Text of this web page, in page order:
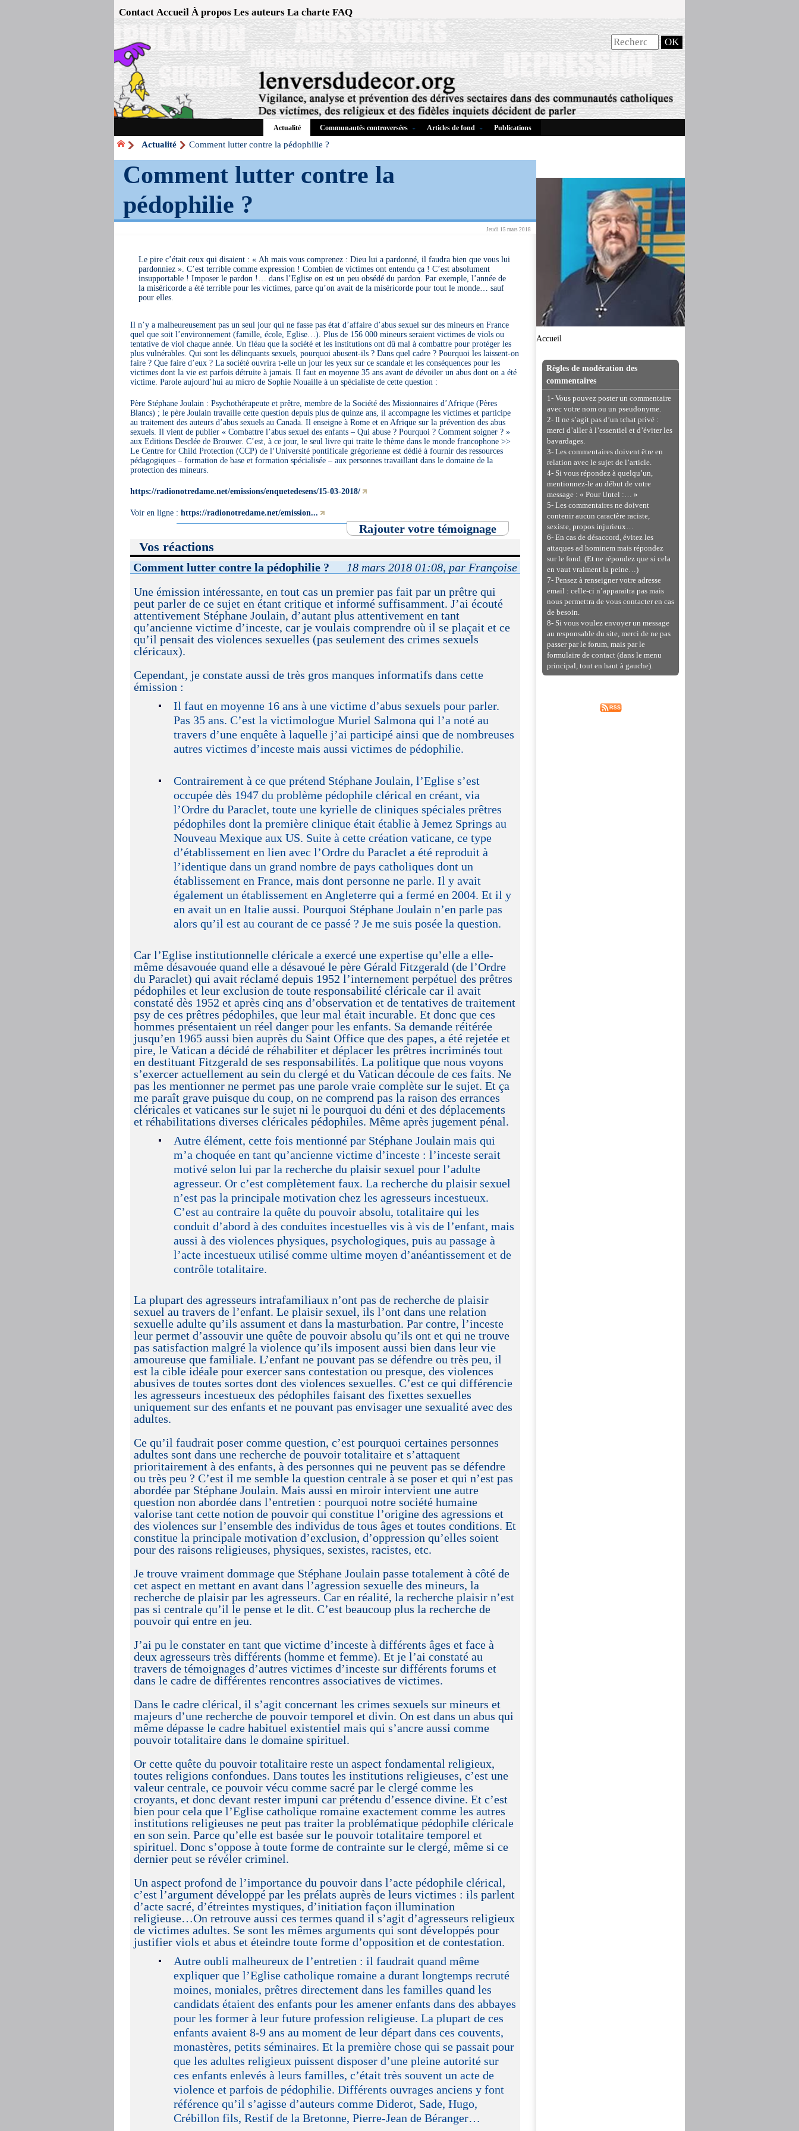
Contact Accueil À propos Les auteurs La charte FAQ
Actualité Communautés controversées Articles de fond Publications
Actualité Comment lutter contre la pédophilie ?
Comment lutter contre la
pédophilie ?
Jeudi 15 mars 2018
Le pire c’était ceux qui disaient : « Ah mais vous comprenez : Dieu lui a pardonné, il faudra bien que vous lui
pardonniez ». C’est terrible comme expression ! Combien de victimes ont entendu ça ! C’est absolument
insupportable ! Imposer le pardon !… dans l’Eglise on est un peu obsédé du pardon. Par exemple, l’année de
la miséricorde a été terrible pour les victimes, parce qu’on avait de la miséricorde pour tout le monde… sauf
pour elles.
Il n’y a malheureusement pas un seul jour qui ne fasse pas état d’affaire d’abus sexuel sur des mineurs en France
quel que soit l’environnement (famille, école, Eglise…). Plus de 156 000 mineurs seraient victimes de viols ou
tentative de viol chaque année. Un fléau que la société et les institutions ont dû mal à combattre pour protéger les
plus vulnérables. Qui sont les délinquants sexuels, pourquoi abusent-ils ? Dans quel cadre ? Pourquoi les laissent-on
faire ? Que faire d’eux ? La société ouvrira t-elle un jour les yeux sur ce scandale et les conséquences pour les
victimes dont la vie est parfois détruite à jamais. Il faut en moyenne 35 ans avant de dévoiler un abus dont on a été
victime. Parole aujourd’hui au micro de Sophie Nouaille à un spécialiste de cette question :
Père Stéphane Joulain : Psychothérapeute et prêtre, membre de la Société des Missionnaires d’Afrique (Pères
Blancs) ; le père Joulain travaille cette question depuis plus de quinze ans, il accompagne les victimes et participe
au traitement des auteurs d’abus sexuels au Canada. Il enseigne à Rome et en Afrique sur la prévention des abus
sexuels. Il vient de publier « Combattre l’abus sexuel des enfants – Qui abuse ? Pourquoi ? Comment soigner ? »
aux Editions Desclée de Brouwer. C’est, à ce jour, le seul livre qui traite le thème dans le monde francophone >>
Le Centre for Child Protection (CCP) de l‘Université pontificale grégorienne est dédié à fournir des ressources
pédagogiques – formation de base et formation spécialisée – aux personnes travaillant dans le domaine de la
protection des mineurs.
https://radionotredame.net/emissions/enquetedesens/15-03-2018/
Voir en ligne : https://radionotredame.net/emission...
Rajouter votre témoignage
Vos réactions
Comment lutter contre la pédophilie ?
18 mars 2018 01:08, par Françoise
Une émission intéressante, en tout cas un premier pas fait par un prêtre qui
peut parler de ce sujet en étant critique et informé suffisamment. J’ai écouté
attentivement Stéphane Joulain, d’autant plus attentivement en tant
qu’ancienne victime d’inceste, car je voulais comprendre où il se plaçait et ce
qu’il pensait des violences sexuelles (pas seulement des crimes sexuels
cléricaux).
Cependant, je constate aussi de très gros manques informatifs dans cette
émission :
Il faut en moyenne 16 ans à une victime d’abus sexuels pour parler.
Pas 35 ans. C’est la victimologue Muriel Salmona qui l’a noté au
travers d’une enquête à laquelle j’ai participé ainsi que de nombreuses
autres victimes d’inceste mais aussi victimes de pédophilie.
Contrairement à ce que prétend Stéphane Joulain, l’Eglise s’est
occupée dès 1947 du problème pédophile clérical en créant, via
l’Ordre du Paraclet, toute une kyrielle de cliniques spéciales prêtres
pédophiles dont la première clinique était établie à Jemez Springs au
Nouveau Mexique aux US. Suite à cette création vaticane, ce type
d’établissement en lien avec l’Ordre du Paraclet a été reproduit à
l’identique dans un grand nombre de pays catholiques dont un
établissement en France, mais dont personne ne parle. Il y avait
également un établissement en Angleterre qui a fermé en 2004. Et il y
en avait un en Italie aussi. Pourquoi Stéphane Joulain n’en parle pas
alors qu’il est au courant de ce passé ? Je me suis posée la question.
Car l’Eglise institutionnelle cléricale a exercé une expertise qu’elle a elle-
même désavouée quand elle a désavoué le père Gérald Fitzgerald (de l’Ordre
du Paraclet) qui avait réclamé depuis 1952 l’internement perpétuel des prêtres
pédophiles et leur exclusion de toute responsabilité cléricale car il avait
constaté dès 1952 et après cinq ans d’observation et de tentatives de traitement
psy de ces prêtres pédophiles, que leur mal était incurable. Et donc que ces
hommes présentaient un réel danger pour les enfants. Sa demande réitérée
jusqu’en 1965 aussi bien auprès du Saint Office que des papes, a été rejetée et
pire, le Vatican a décidé de réhabiliter et déplacer les prêtres incriminés tout
en destituant Fitzgerald de ses responsabilités. La politique que nous voyons
s’exercer actuellement au sein du clergé et du Vatican découle de ces faits. Ne
pas les mentionner ne permet pas une parole vraie complète sur le sujet. Et ça
me paraît grave puisque du coup, on ne comprend pas la raison des errances
cléricales et vaticanes sur le sujet ni le pourquoi du déni et des déplacements
et réhabilitations diverses cléricales pédophiles. Même après jugement pénal.
Autre élément, cette fois mentionné par Stéphane Joulain mais qui
m’a choquée en tant qu’ancienne victime d’inceste : l’inceste serait
motivé selon lui par la recherche du plaisir sexuel pour l’adulte
agresseur. Or c’est complètement faux. La recherche du plaisir sexuel
n’est pas la principale motivation chez les agresseurs incestueux.
C’est au contraire la quête du pouvoir absolu, totalitaire qui les
conduit d’abord à des conduites incestuelles vis à vis de l’enfant, mais
aussi à des violences physiques, psychologiques, puis au passage à
l’acte incestueux utilisé comme ultime moyen d’anéantissement et de
contrôle totalitaire.
La plupart des agresseurs intrafamiliaux n’ont pas de recherche de plaisir
sexuel au travers de l’enfant. Le plaisir sexuel, ils l’ont dans une relation
sexuelle adulte qu’ils assument et dans la masturbation. Par contre, l’inceste
leur permet d’assouvir une quête de pouvoir absolu qu’ils ont et qui ne trouve
pas satisfaction malgré la violence qu’ils imposent aussi bien dans leur vie
amoureuse que familiale. L’enfant ne pouvant pas se défendre ou très peu, il
est la cible idéale pour exercer sans contestation ou presque, des violences
abusives de toutes sortes dont des violences sexuelles. C’est ce qui différencie
les agresseurs incestueux des pédophiles faisant des fixettes sexuelles
uniquement sur des enfants et ne pouvant pas envisager une sexualité avec des
adultes.
Ce qu’il faudrait poser comme question, c’est pourquoi certaines personnes
adultes sont dans une recherche de pouvoir totalitaire et s’attaquent
prioritairement à des enfants, à des personnes qui ne peuvent pas se défendre
ou très peu ? C’est il me semble la question centrale à se poser et qui n’est pas
abordée par Stéphane Joulain. Mais aussi en miroir intervient une autre
question non abordée dans l’entretien : pourquoi notre société humaine
valorise tant cette notion de pouvoir qui constitue l’origine des agressions et
des violences sur l’ensemble des individus de tous âges et toutes conditions. Et
constitue la principale motivation d’exclusion, d’oppression qu’elles soient
pour des raisons religieuses, physiques, sexistes, racistes, etc.
Je trouve vraiment dommage que Stéphane Joulain passe totalement à côté de
cet aspect en mettant en avant dans l’agression sexuelle des mineurs, la
recherche de plaisir par les agresseurs. Car en réalité, la recherche plaisir n’est
pas si centrale qu’il le pense et le dit. C’est beaucoup plus la recherche de
pouvoir qui entre en jeu.
J’ai pu le constater en tant que victime d’inceste à différents âges et face à
deux agresseurs très différents (homme et femme). Et je l’ai constaté au
travers de témoignages d’autres victimes d’inceste sur différents forums et
dans le cadre de différentes rencontres associatives de victimes.
Dans le cadre clérical, il s’agit concernant les crimes sexuels sur mineurs et
majeurs d’une recherche de pouvoir temporel et divin. On est dans un abus qui
même dépasse le cadre habituel existentiel mais qui s’ancre aussi comme
pouvoir totalitaire dans le domaine spirituel.
Or cette quête du pouvoir totalitaire reste un aspect fondamental religieux,
toutes religions confondues. Dans toutes les institutions religieuses, c’est une
valeur centrale, ce pouvoir vécu comme sacré par le clergé comme les
croyants, et donc devant rester impuni car prétendu d’essence divine. Et c’est
bien pour cela que l’Eglise catholique romaine exactement comme les autres
institutions religieuses ne peut pas traiter la problématique pédophile cléricale
en son sein. Parce qu’elle est basée sur le pouvoir totalitaire temporel et
spirituel. Donc s’oppose à toute forme de contrainte sur le clergé, même si ce
dernier peut se révéler criminel.
Un aspect profond de l’importance du pouvoir dans l’acte pédophile clérical,
c’est l’argument développé par les prélats auprès de leurs victimes : ils parlent
d’acte sacré, d’étreintes mystiques, d’initiation façon illumination
religieuse…On retrouve aussi ces termes quand il s’agit d’agresseurs religieux
de victimes adultes. Se sont les mêmes arguments qui sont développés pour
justifier viols et abus et éteindre toute forme d’opposition et de contestation.
Autre oubli malheureux de l’entretien : il faudrait quand même
expliquer que l’Eglise catholique romaine a durant longtemps recruté
moines, moniales, prêtres directement dans les familles quand les
candidats étaient des enfants pour les amener enfants dans des abbayes
pour les former à leur future profession religieuse. La plupart de ces
enfants avaient 8-9 ans au moment de leur départ dans ces couvents,
monastères, petits séminaires. Et la première chose qui se passait pour
que les adultes religieux puissent disposer d’une pleine autorité sur
ces enfants enlevés à leurs familles, c’était très souvent un acte de
violence et parfois de pédophilie. Différents ouvrages anciens y font
référence qu’il s’agisse d’auteurs comme Diderot, Sade, Hugo,
Crébillon fils, Restif de la Bretonne, Pierre-Jean de Béranger…
Accueil
Règles de modération des
commentaires
1- Vous pouvez poster un commentaire
avec votre nom ou un pseudonyme.
2- Il ne s’agit pas d’un tchat privé :
merci d’aller à l’essentiel et d’éviter les
bavardages.
3- Les commentaires doivent être en
relation avec le sujet de l’article.
4- Si vous répondez à quelqu’un,
mentionnez-le au début de votre
message : « Pour Untel :… »
5- Les commentaires ne doivent
contenir aucun caractère raciste,
sexiste, propos injurieux…
6- En cas de désaccord, évitez les
attaques ad hominem mais répondez
sur le fond. (Et ne répondez que si cela
en vaut vraiment la peine…)
7- Pensez à renseigner votre adresse
email : celle-ci n’apparaitra pas mais
nous permettra de vous contacter en cas
de besoin.
8- Si vous voulez envoyer un message
au responsable du site, merci de ne pas
passer par le forum, mais par le
formulaire de contact (dans le menu
principal, tout en haut à gauche).